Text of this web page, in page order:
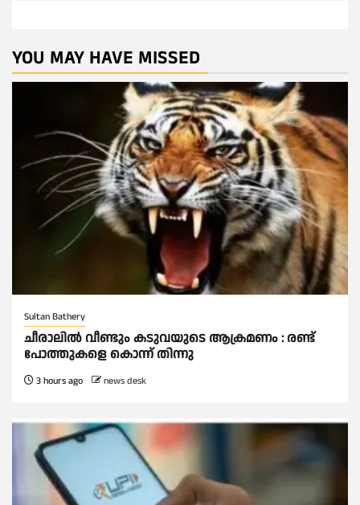
YOU MAY HAVE MISSED
Sultan Bathery
ചീരാലിൽ വീണ്ടും കടുവയുടെ ആക്രമണം : രണ്ട്
പോത്തുകളെ കൊന്ന് തിന്നു
3 hours ago news desk